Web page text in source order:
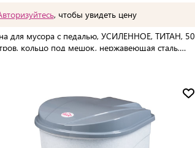
, чтобы увидеть цену
для мусора с педалью, УСИЛЕННОЕ, ТИТАН, 50
кольцо под мешок, нержавеющая сталь,
Доставка от 2 до 3 дней